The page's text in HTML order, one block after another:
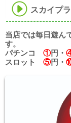
スカイプ
当店では毎日遊ん
す。
パチンコ ①円・
スロット ⑤円・